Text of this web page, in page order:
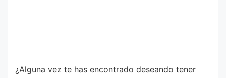
¿Alguna vez te has encontrado deseando tener